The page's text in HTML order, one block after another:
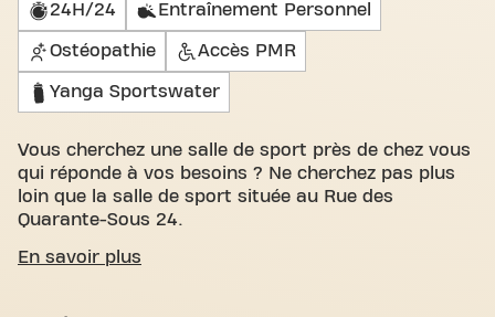
24H/24 Entraînement Personnel
Ostéopathie Accès PMR
Yanga Sportswater
Vous cherchez une salle de sport près de chez vous
qui réponde à vos besoins ? Ne cherchez pas plus
loin que la salle de sport située au Rue des
Quarante-Sous 24.
Nous comprenons à quel point il est important de
En savoir plus